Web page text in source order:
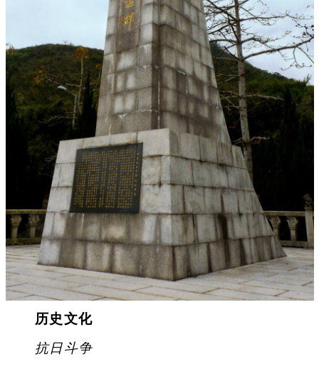
历史文化
抗日斗争